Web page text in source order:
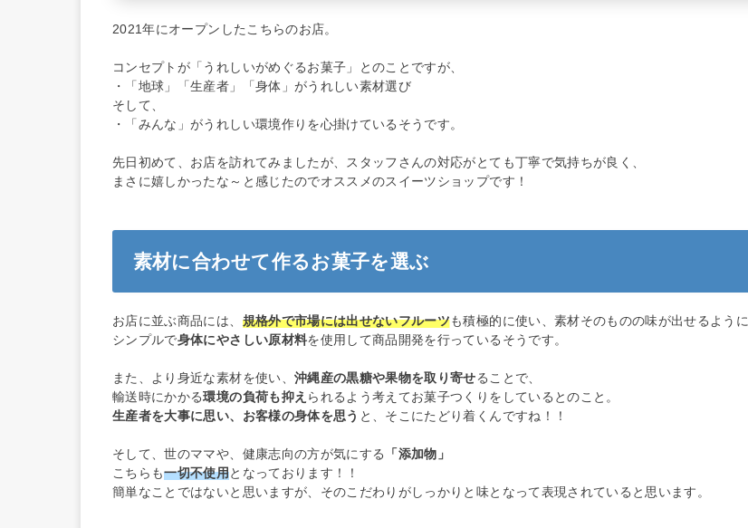
2021年にオープンしたこちらのお店。
コンセプトが「うれしいがめぐるお菓子」とのことですが、
・「地球」「生産者」「身体」がうれしい素材選び
そして、
・「みんな」がうれしい環境作りを心掛けているそうです。
先日初めて、お店を訪れてみましたが、スタッフさんの対応がとても丁寧で気持ちが良く、
まさに嬉しかったな～と感じたのでオススメのスイーツショップです！
素材に合わせて作るお菓子を選ぶ
お店に並ぶ商品には、 規格外で市場には出せないフルーツも積極的に使い、素材そのものの味が出せるように
シンプルで身体にやさしい原材料を使用して商品開発を行っているそうです。
また、より身近な素材を使い、 沖縄産の黒糖や果物を取り寄せることで、
輸送時にかかる環境の負荷も抑え られるよう考えてお菓子つくりをしているとのこと。
生産者を大事に思い、お客様の身体を思う と、そこにたどり着くんですね！！
そして、世のママや、健康志向の方が気にする
「添加物」
こちらも一切不使用となっております！！
簡単なことではないと思いますが、そのこだわりがしっかりと味となって表現されていると思います。